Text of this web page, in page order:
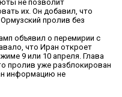
не позволит
их. Он добавил, что
пролив без
объявил о перемирии с
что Иран откроет
9 или 10 апреля. Глава
пролив уже разблокирован
информацию не